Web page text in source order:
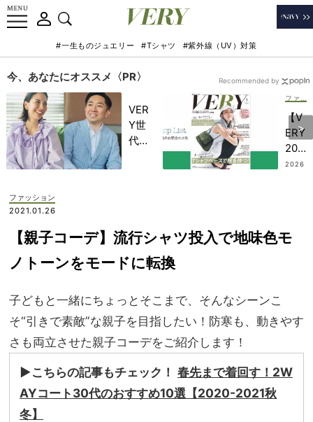
#一生ものジュエリー #Tシャツ #紫外線（UV）対策
今、あなたにオススメ〈PR〉
VER
Y世
代が
んと
考え
る
ぜ
今、
NO
T A
HO
TEL
な
の？
【V
ERY
202
6年
LIS
2026
Recommended by
ファッション
2021.01.26
【親子コーデ】流行シャツ投入で地味色モ
ノトーンをモードに転換
子どもと一緒にちょっとそこまで、そんなシーンこ
そ“引きで素敵”な親子を目指したい！防寒も、動きやす
さも両立させた親子コーデをご紹介します！
▶︎こちらの記事もチェック！ 春先まで着回す！2W
AYコート30代のおすすめ10選【2020-2021秋
冬】